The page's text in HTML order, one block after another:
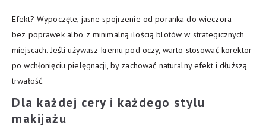
Efekt? Wypoczęte, jasne spojrzenie od poranka do wieczora –
bez poprawek albo z minimalną ilością blotów w strategicznych
miejscach. Jeśli używasz kremu pod oczy, warto stosować korektor
po wchłonięciu pielęgnacji, by zachować naturalny efekt i dłuższą
trwałość.
Dla każdej cery i każdego stylu
makijażu